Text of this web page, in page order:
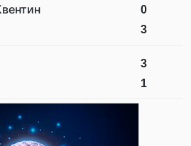
0
3
3
1